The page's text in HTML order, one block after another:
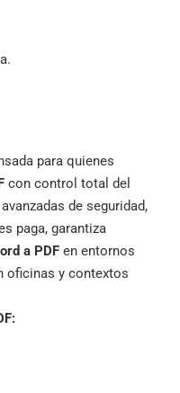
para quienes
con control total del
de seguridad,
paga, garantiza
a PDF en entornos
oficinas y contextos